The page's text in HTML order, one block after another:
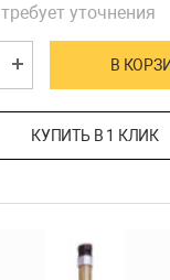
требует уточнения
В
КУПИТЬ В 1 КЛИК